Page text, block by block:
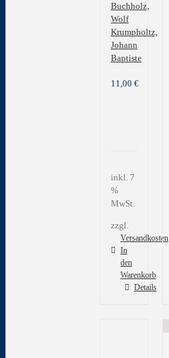
Buchholz,
Wolf
Krumpholtz,
Johann
Baptiste
11,00 €
inkl. 7
%
MwSt.
zzgl.
Versandkosten
In
den
Warenkorb
Details